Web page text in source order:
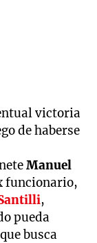
victoria
de haberse
Manuel
funcionario,
,
pueda
busca